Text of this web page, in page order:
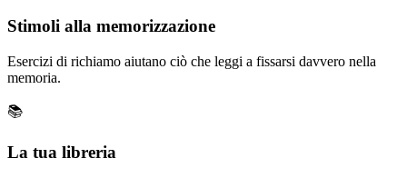
Stimoli alla memorizzazione
Esercizi di richiamo aiutano ciò che leggi a fissarsi davvero nella
memoria.
📚
La tua libreria